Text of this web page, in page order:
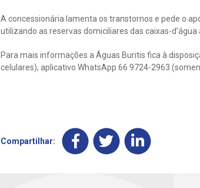
A concessionária lamenta os transtornos e pede o
utilizando as reservas domiciliares das caixas-
Para mais informações a Águas Buritis fica à
celulares), aplicativo WhatsApp 66 9724-2963
Compartilhar: